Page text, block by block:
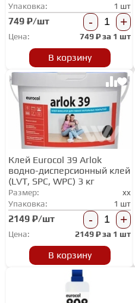
Упаковка:
1 шт
749 ₽/шт - +
Цена: 749₽ за 1 шт
В корзину
Клей Eurocol 39 Arlok
водно-дисперсионный клей
(LVT, SPC, WPC) 3 кг
Размер:
xx
Упаковка:
1 шт
2149 ₽/шт - +
Цена: 2149₽ за 1 шт
В корзину